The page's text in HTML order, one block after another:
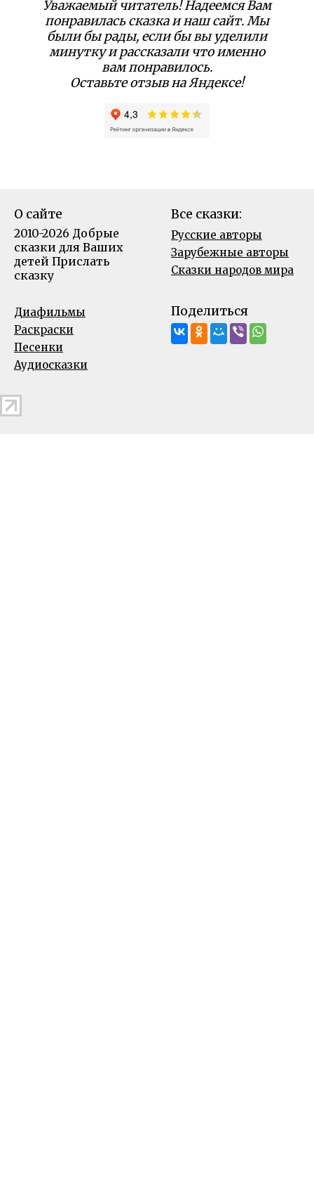
Уважаемый читатель! Надеемся Вам
понравилась сказка и наш сайт. Мы
были бы рады, если бы вы уделили
минутку и рассказали что именно
вам понравилось.
Оставьте отзыв на Яндексе!
О сайте
2010-2026 Добрые
сказки для Ваших
детей Прислать
сказку
Все сказки:
Русские авторы
Зарубежные авторы
Сказки народов мира
Диафильмы
Раскраски
Песенки
Аудиосказки
Поделиться